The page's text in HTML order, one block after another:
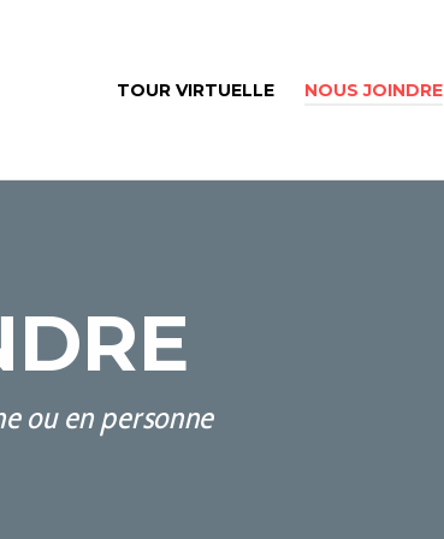
TOUR VIRTUELLE NOUS JOINDRE
ou en personne